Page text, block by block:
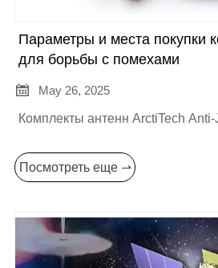
Параметры и места покупки
для борьбы с помехами

May 26, 2025
Комплекты антенн ArctiTech
Посмотреть еще ⇀